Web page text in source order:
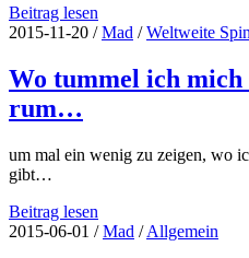
Beitrag lesen
Tage
Stück
2015-11-20 /Mad /Weltweite
Wo tummel ich
rum…
um mal ein wenig zu zeigen, wo
gibt…
Beitrag lesen
tummel
2015-06-01 /Mad /Allgemein